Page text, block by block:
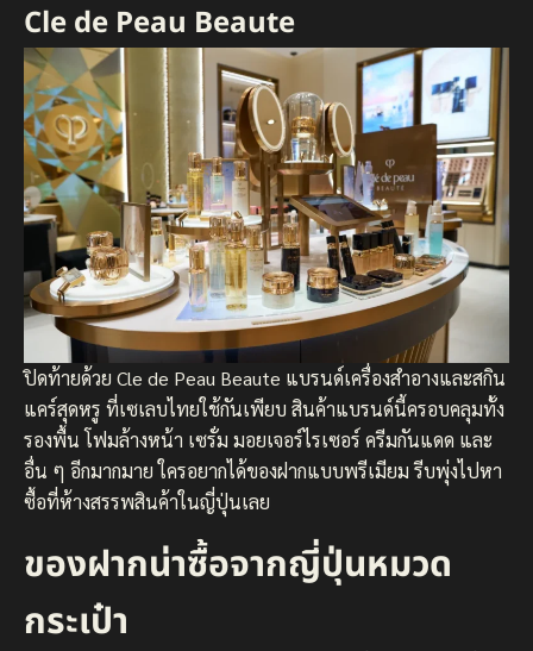
Cle de Peau Beaute
ปิดท้ายด้วย Cle de Peau Beaute แบรนด์เครื่องสำอางและสกิน
แคร์สุดหรู ที่เซเลบไทยใช้กันเพียบ สินค้าแบรนด์นี้ครอบคลุมทั้ง
รองพื้น โฟมล้างหน้า เซรั่ม มอยเจอร์ไรเซอร์ ครีมกันแดด และ
อื่น ๆ อีกมากมาย ใครอยากได้ของฝากแบบพรีเมียม รีบพุ่งไปหา
ซื้อที่ห้างสรรพสินค้าในญี่ปุ่นเลย
ของฝากน่าซื้อจากญี่ปุ่นหมวด
กระเป๋า